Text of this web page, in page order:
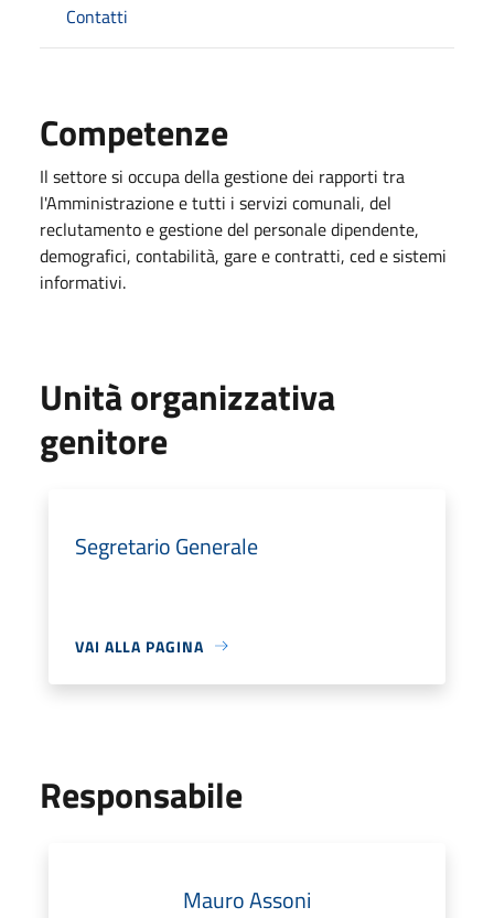
Contatti
Competenze
Il settore si occupa della gestione dei rapporti tra
l'Amministrazione e tutti i servizi comunali, del
reclutamento e gestione del personale dipendente,
demografici, contabilità, gare e contratti, ced e sistemi
informativi.
Unità organizzativa
genitore
Segretario Generale
VAI ALLA PAGINA
Responsabile
Mauro Assoni